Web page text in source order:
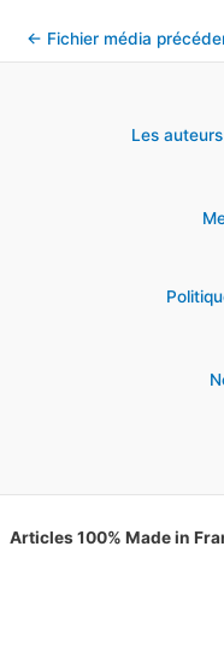
← Fichier média
Les
Articles 100% Made in